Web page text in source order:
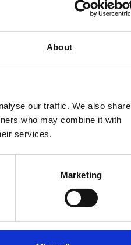
About
our traffic. We also share
who may combine it with
services.
Marketing